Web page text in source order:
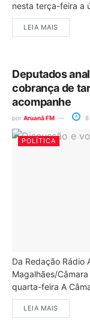
nesta terça-feira a
LEIA MAIS
Deputados
cobrança de
acompanhe
por Aruanã FM 8
POLÍTICA
Da Redação
Magalhães/
quarta-feira A
LEIA MAIS